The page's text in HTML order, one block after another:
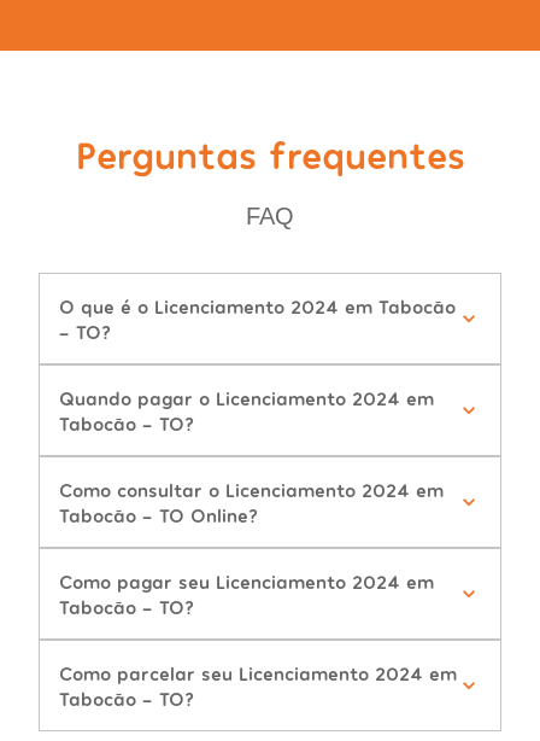
Perguntas frequentes
FAQ
O que é o Licenciamento 2024 em Tabocão
- TO?
Quando pagar o Licenciamento 2024 em
Tabocão - TO?
Como consultar o Licenciamento 2024 em
Tabocão - TO Online?
Como pagar seu Licenciamento 2024 em
Tabocão - TO?
Como parcelar seu Licenciamento 2024 em
Tabocão - TO?